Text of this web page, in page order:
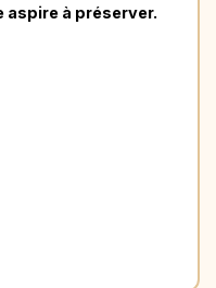
aspire à préserver.